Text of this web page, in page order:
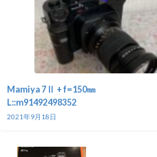
Mamiya 7Ⅱ + f=150㎜
L::m91492498352
2021年9月18日